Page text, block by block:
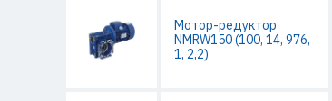
Мотор-редуктор
NMRW150 (100, 14, 976,
1, 2,2)